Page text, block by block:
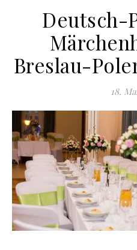
Deutsch-
Breslau-
18.